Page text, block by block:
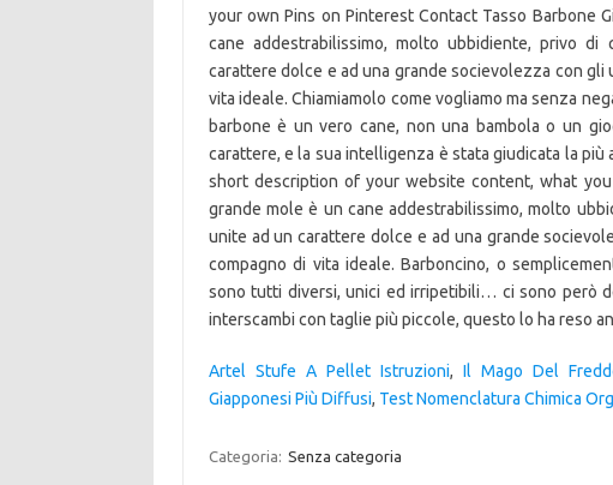
your own Pins on Pinterest Contact Tasso Barbone
cane addestrabilissimo, molto ubbidiente, privo
carattere dolce e ad una grande socievolezza con gli
vita ideale. Chiamiamolo come vogliamo ma senza
barbone è un vero cane, non una bambola o un
carattere, e la sua intelligenza è stata giudicata la più
short description of your website content, what
grande mole è un cane addestrabilissimo, molto
unite ad un carattere dolce e ad una grande
compagno di vita ideale. Barboncino, o
sono tutti diversi, unici ed irripetibili… ci sono però
interscambi con taglie più piccole, questo lo ha reso
Artel Stufe A Pellet Istruzioni,Il Mago Del
Giapponesi Più Diffusi, Test Nomenclatura Chimica
Categoria: Senza categoria